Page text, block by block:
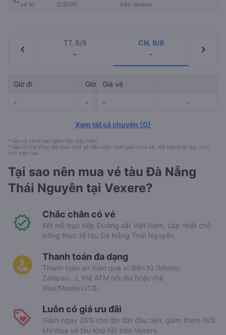
vé từ
(DSVN)
trên Vexere
chevron_left
T7, 8/8
-
CN, 9/8
- chevron_right
Giờ đi Giờ đếnGiá vé
- - - -
-
Xem tất cả chuyến (0)
* Giá vé chưa bao gồm tiền bảo hiểm
* Giá có thể thay đổi theo một số điều kiện: thời gian mua vé, đối tượng đi tàu, vị trí
chỗ trên toa.
Tại sao nên mua vé tàu Đà Nẵng
Thái Nguyên tại Vexere?
Chắc chắn có vé
Kết nối trực tiếp Đường sắt Việt Nam, cập nhật chỗ
trống thực tế tàu Đà Nẵng Thái Nguyên.
Thanh toán đa dạng
Thanh toán an toàn qua ví điện tử (Momo,
Zalopay...), thẻ ATM nội địa hoặc thẻ
Visa/Master/JCB.
Luôn có giá ưu đãi
Giảm ngay 25% cho lần đặt đầu tiên, giảm thêm 10%
khi mua vé tàu khứ hồi trên Vexere.